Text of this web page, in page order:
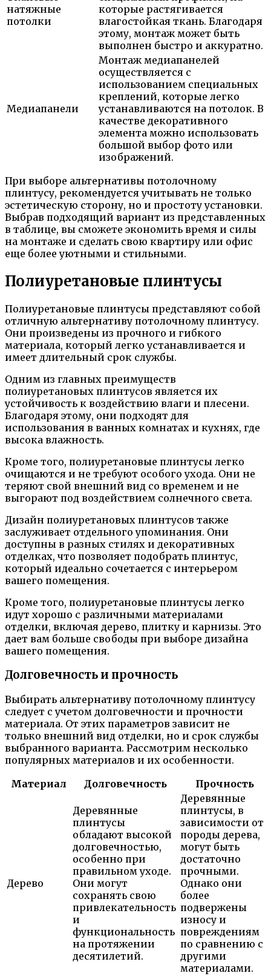
натяжные
потолки
которые растягивается
влагостойкая ткань. Благодаря
этому, монтаж может быть
выполнен быстро и аккуратно.
Медиапанели
Монтаж медиапанелей
осуществляется с
использованием специальных
креплений, которые легко
устанавливаются на потолок. В
качестве декоративного
элемента можно использовать
большой выбор фото или
изображений.
При выборе альтернативы потолочному
плинтусу, рекомендуется учитывать не только
эстетическую сторону, но и простоту установки.
Выбрав подходящий вариант из представленных
в таблице, вы сможете экономить время и силы
на монтаже и сделать свою квартиру или офис
еще более уютными и стильными.
Полиуретановые плинтусы
Полиуретановые плинтусы представляют собой
отличную альтернативу потолочному плинтусу.
Они произведены из прочного и гибкого
материала, который легко устанавливается и
имеет длительный срок службы.
Одним из главных преимуществ
полиуретановых плинтусов является их
устойчивость к воздействию влаги и плесени.
Благодаря этому, они подходят для
использования в ванных комнатах и кухнях, где
высока влажность.
Кроме того, полиуретановые плинтусы легко
очищаются и не требуют особого ухода. Они не
теряют свой внешний вид со временем и не
выгорают под воздействием солнечного света.
Дизайн полиуретановых плинтусов также
заслуживает отдельного упоминания. Они
доступны в разных стилях и декоративных
отделках, что позволяет подобрать плинтус,
который идеально сочетается с интерьером
вашего помещения.
Кроме того, полиуретановые плинтусы легко
идут хорошо с различными материалами
отделки, включая дерево, плитку и карнизы. Это
дает вам больше свободы при выборе дизайна
вашего помещения.
Долговечность и прочность
Выбирать альтернативу потолочному плинтусу
следует с учетом долговечности и прочности
материала. От этих параметров зависит не
только внешний вид отделки, но и срок службы
выбранного варианта. Рассмотрим несколько
популярных материалов и их особенности.
Материал
Долговечность Прочность
Дерево
Деревянные
плинтусы
обладают высокой
долговечностью,
особенно при
правильном уходе.
Они могут
сохранять свою
привлекательность
и
функциональность
на протяжении
десятилетий.
Деревянные
плинтусы, в
зависимости от
породы дерева,
могут быть
достаточно
прочными.
Однако они
более
подвержены
износу и
повреждениям
по сравнению с
другими
материалами.